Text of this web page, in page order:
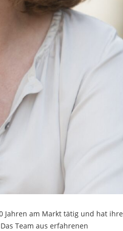
Jahren am Markt tätig und hat ihre
Team aus erfahrenen